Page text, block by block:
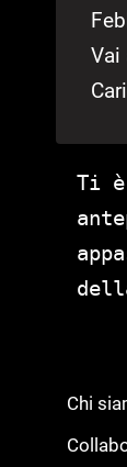
Vai
Ti
Chi